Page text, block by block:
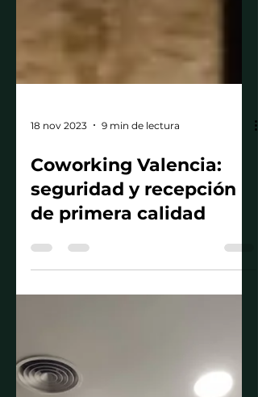
18 nov 2023 9 min de lectura
Coworking Valencia:
seguridad y recepción
de primera calidad